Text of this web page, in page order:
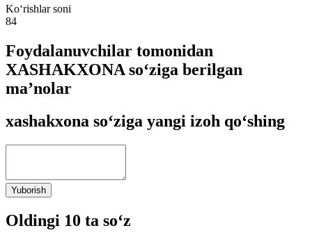
Ko‘rishlar soni
84
Foydalanuvchilar tomonidan
XASHAKXONA so‘ziga berilgan
ma’nolar
xashakxona so‘ziga yangi izoh qo‘shing
Yuborish
Oldingi 10 ta so‘z